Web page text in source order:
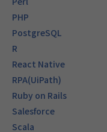
PHP
PostgreSQL
R
React Native
RPA(UiPath)
Ruby on Rails
Salesforce
Scala